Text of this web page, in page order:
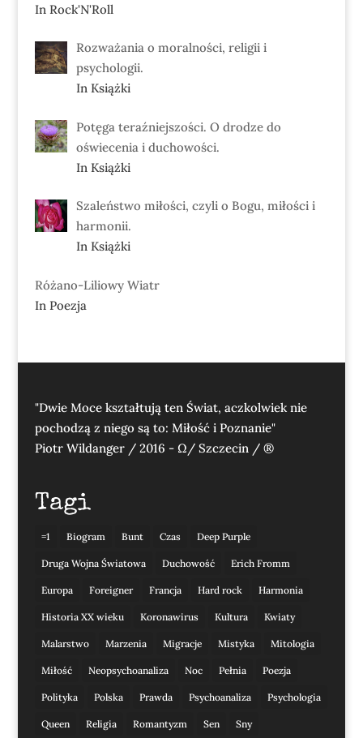
In Rock'N'Roll
Rozważania o moralności, religii i
psychologii.
In Książki
Potęga teraźniejszości. O drodze do
oświecenia i duchowości.
In Książki
Szaleństwo miłości, czyli o Bogu, miłości i
harmonii.
In Książki
Różano-Liliowy Wiatr
In Poezja
"Dwie Moce kształtują ten Świat, aczkolwiek nie
pochodzą z niego są to: Miłość i Poznanie"
Piotr Wildanger / 2016 - Ω/ Szczecin / ®
Tagi
=1 Biogram Bunt Czas Deep Purple
Druga Wojna Światowa Duchowość Erich Fromm
Europa Foreigner Francja Hard rock Harmonia
Historia XX wieku Koronawirus Kultura Kwiaty
Malarstwo Marzenia Migracje Mistyka Mitologia
Miłość Neopsychoanaliza Noc Pełnia Poezja
Polityka Polska Prawda Psychoanaliza Psychologia
Queen Religia Romantyzm Sen Sny